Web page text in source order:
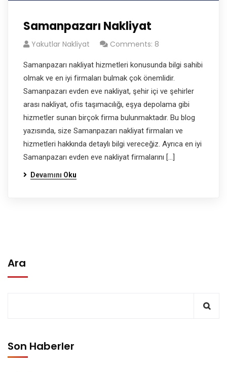
Samanpazarı Nakliyat
Yakutlar Nakliyat Comments: 8
Samanpazarı nakliyat hizmetleri konusunda bilgi sahibi
olmak ve en iyi firmaları bulmak çok önemlidir.
Samanpazarı evden eve nakliyat, şehir içi ve şehirler
arası nakliyat, ofis taşımacılığı, eşya depolama gibi
hizmetler sunan birçok firma bulunmaktadır. Bu blog
yazısında, size Samanpazarı nakliyat firmaları ve
hizmetleri hakkında detaylı bilgi vereceğiz. Ayrıca en iyi
Samanpazarı evden eve nakliyat firmalarını […]
Devamını Oku
Ara
Son Haberler